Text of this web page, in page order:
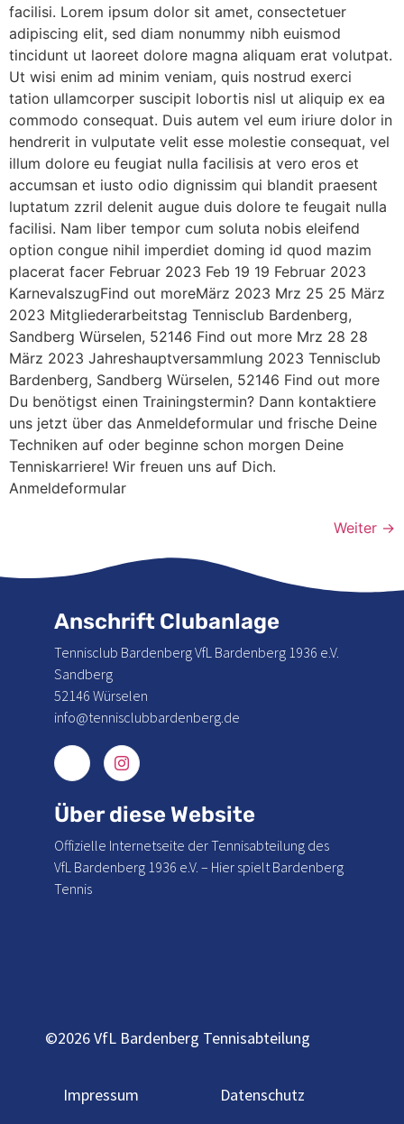
facilisi. Lorem ipsum dolor sit amet, consectetuer
adipiscing elit, sed diam nonummy nibh euismod
tincidunt ut laoreet dolore magna aliquam erat volutpat.
Ut wisi enim ad minim veniam, quis nostrud exerci
tation ullamcorper suscipit lobortis nisl ut aliquip ex ea
commodo consequat. Duis autem vel eum iriure dolor in
hendrerit in vulputate velit esse molestie consequat, vel
illum dolore eu feugiat nulla facilisis at vero eros et
accumsan et iusto odio dignissim qui blandit praesent
luptatum zzril delenit augue duis dolore te feugait nulla
facilisi. Nam liber tempor cum soluta nobis eleifend
option congue nihil imperdiet doming id quod mazim
placerat facer Februar 2023 Feb 19 19 Februar 2023
KarnevalszugFind out moreMärz 2023 Mrz 25 25 März
2023 Mitgliederarbeitstag Tennisclub Bardenberg,
Sandberg Würselen, 52146 Find out more Mrz 28 28
März 2023 Jahreshauptversammlung 2023 Tennisclub
Bardenberg, Sandberg Würselen, 52146 Find out more
Du benötigst einen Trainingstermin? Dann kontaktiere
uns jetzt über das Anmeldeformular und frische Deine
Techniken auf oder beginne schon morgen Deine
Tenniskarriere! Wir freuen uns auf Dich.
Anmeldeformular
Weiter →
Anschrift Clubanlage
Tennisclub Bardenberg VfL Bardenberg 1936 e.V.
Sandberg
52146 Würselen
info@tennisclubbardenberg.de
Über diese Website
Offizielle Internetseite der Tennisabteilung des
VfL Bardenberg 1936 e.V. – Hier spielt Bardenberg
Tennis
©2026 VfL Bardenberg Tennisabteilung
Impressum Datenschutz